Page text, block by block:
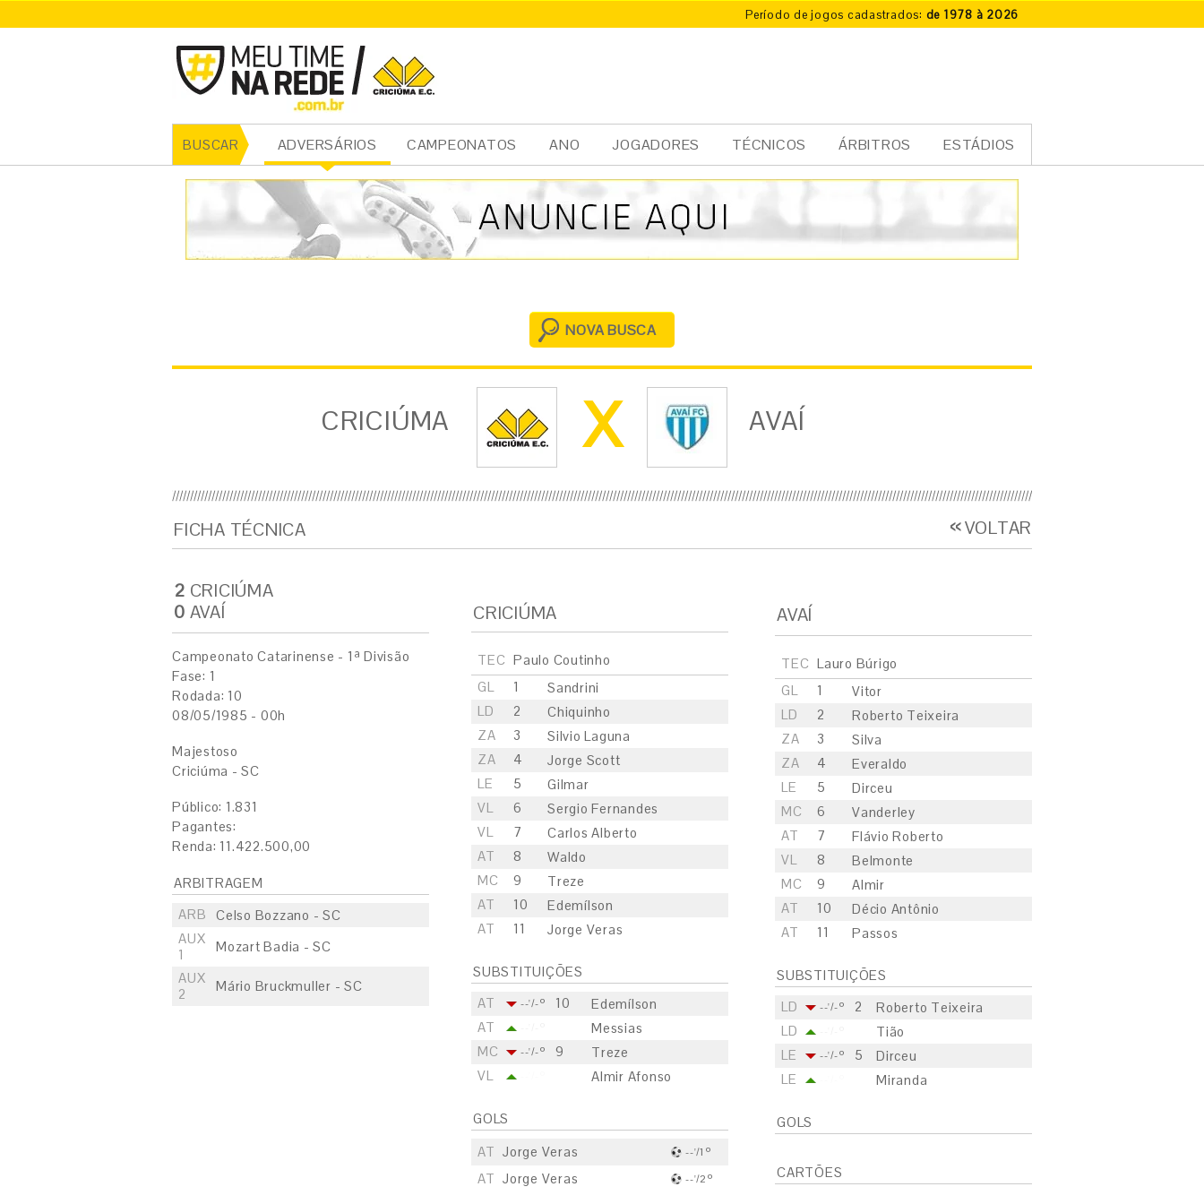
Período de jogos cadastrados: de 1978 à 2026
BUSCAR ADVERSÁRIOS CAMPEONATOS ANO JOGADORES TÉCNICOS ÁRBITROS ESTÁDIOS
CRICIÚMA X
NOVA BUSCA
CRICIÚMA X AVAÍ
FICHA TÉCNICA VOLTAR
2 CRICIÚMA
0 AVAÍ
Campeonato Catarinense - 1ª Divisão
Fase: 1
Rodada: 10
08/05/1985 - 00h
Majestoso
Criciúma - SC
Público: 1.831
Pagantes:
Renda: 11.422.500,00
ARBITRAGEM
ARB
Celso Bozzano - SC
AUX
1
Mozart Badia - SC
AUX
2
Mário Bruckmuller - SC
CRICIÚMA
TEC Paulo Coutinho
GL
1
Sandrini
LD
2
Chiquinho
ZA
3
Silvio Laguna
ZA
4
Jorge Scott
LE
5
Gilmar
VL
6
Sergio Fernandes
VL
7
Carlos Alberto
AT
8
Waldo
MC
9
Treze
AT
10
Edemílson
AT
11 Jorge Veras
SUBSTITUIÇÕES
AT
--'/-º 10
Edemílson
AT
Messias
MC
--'/-º 9
Treze
VL
Almir Afonso
GOLS
AT Jorge Veras --'/1º
AT Jorge Veras --'/2º
AVAÍ
TEC Lauro Búrigo
GL
1
Vitor
LD
2
Roberto Teixeira
ZA
3
Silva
ZA
4
Everaldo
LE
5
Dirceu
MC
6
Vanderley
AT
7
Flávio Roberto
VL
8
Belmonte
MC
9
Almir
AT
10
Décio Antônio
AT
11 Passos
SUBSTITUIÇÕES
LD
--'/-º 2
Roberto Teixeira
LD
Tião
LE
--'/-º 5
Dirceu
LE
Miranda
GOLS
CARTÕES